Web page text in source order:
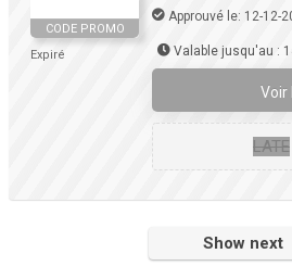
CODE PROMO
Expiré
Approuvé le: 12-12-
Valable jusqu'au :
Voir
LATE
Show next